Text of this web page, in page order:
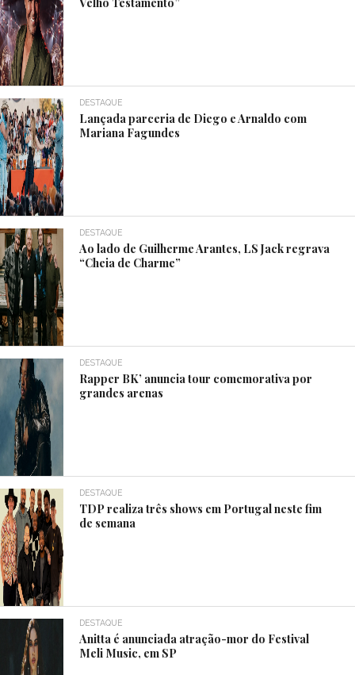
DESTAQUE
Lançada parceria de Diego e Arnaldo com
Mariana Fagundes
DESTAQUE
Ao lado de Guilherme Arantes, LS Jack regrava
“Cheia de Charme”
DESTAQUE
Rapper BK’ anuncia tour comemorativa por
grandes arenas
DESTAQUE
TDP realiza três shows em Portugal neste fim
de semana
DESTAQUE
Anitta é anunciada atração-mor do Festival
Meli Music, em SP